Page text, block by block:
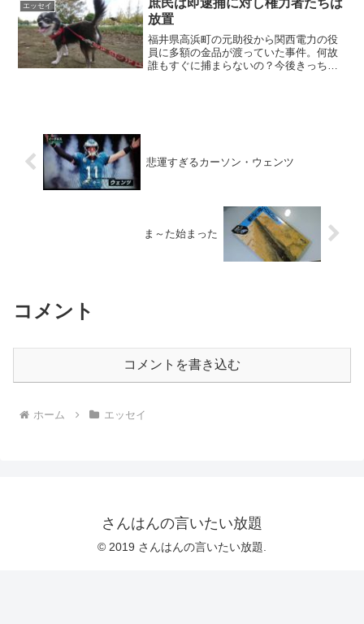
とのない方は聞いてみてください。
エッセイ
庶民は即逮捕に対し権力者たちは
放置
福井県高浜町の元助役から関西電力の役
員に多額の金品が渡っていた事件。何故
誰もすぐに捕まらないの？今後きっちり
悲運すぎるカーソン・ウェンツ
ま～た始まった
コメント
コメントを書き込む
ホーム エッセイ
さんはんの言いたい放題
© 2019 さんはんの言いたい放題.